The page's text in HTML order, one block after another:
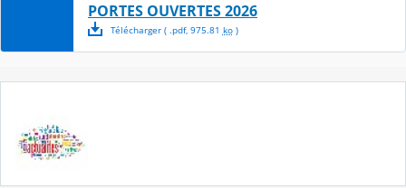
PORTES OUVERTES 2026
Télécharger( .pdf, 975.81 ko)